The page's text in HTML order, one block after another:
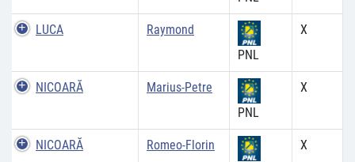
LUCA
Raymond
PNL
X
NICOARĂ
Marius-Petre
PNL
X
NICOARĂ
Romeo-Florin
X